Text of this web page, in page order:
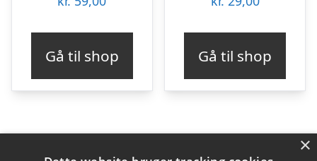
Gå til shop Gå til shop
×